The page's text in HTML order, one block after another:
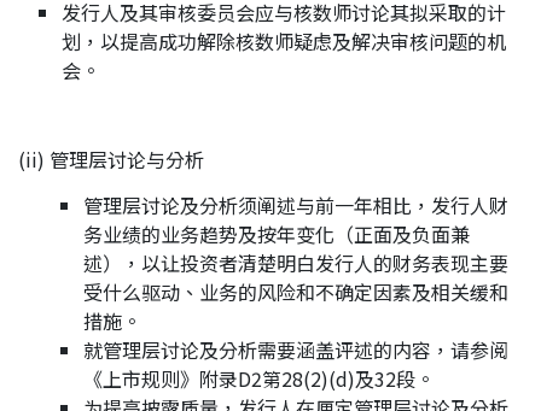
发行人及其审核委员会应与核数师讨论其拟采取的计
划，以提高成功解除核数师疑虑及解决审核问题的机
会。
(ii) 管理层讨论与分析
管理层讨论及分析须阐述与前一年相比，发行人财
务业绩的业务趋势及按年变化（正面及负面兼
述），以让投资者清楚明白发行人的财务表现主要
受什么驱动、业务的风险和不确定因素及相关缓和
措施。
就管理层讨论及分析需要涵盖评述的内容，请参阅
《上市规则》附录D2第28(2)(d)及32段。